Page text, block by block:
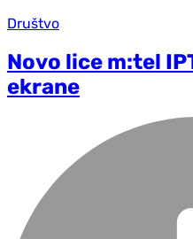
Društvo
Novo lice m:tel
ekrane